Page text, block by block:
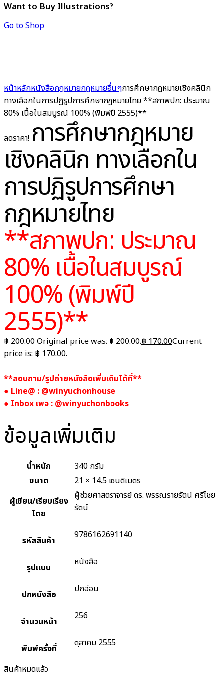
Want to Buy Illustrations?
Go to Shop
หน้าหลักหนังสือกฎหมายกฎหมายอื่นๆการศึกษากฎหมายเชิงคลินิก
ทางเลือกในการปฏิรูปการศึกษากฎหมายไทย **สภาพปก: ประมาณ
80% เนื้อในสมบูรณ์ 100% (พิมพ์ปี 2555)**
ลดราคา! การศึกษากฎหมาย
เชิงคลินิก ทางเลือกใน
การปฏิรูปการศึกษา
กฎหมายไทย
**สภาพปก: ประมาณ
80% เนื้อในสมบูรณ์
100% (พิมพ์ปี
2555)**
฿200.00Original price was: ฿ 200.00.฿ 170.00Current
price is: ฿ 170.00.
**สอบถาม/รูปถ่ายหนังสือเพิ่มเติมได้ที่**
● Line@ : @winyuchonhouse
● Inbox เพจ : @winyuchonbooks
ข้อมูลเพิ่มเติม
น้ำหนัก
340 กรัม
ขนาด
21 × 14.5 เซนติเมตร
ผู้เขียน/เรียบเรียง
โดย
ผู้ช่วยศาสตราจารย์ ดร. พรรณรายรัตน์ ศรีไชย
รัตน์
รหัสสินค้า 9786162691140
รูปแบบ หนังสือ
ปกหนังสือ ปกอ่อน
จำนวนหน้า 256
พิมพ์ครั้งที่ ตุลาคม 2555
สินค้าหมดแล้ว